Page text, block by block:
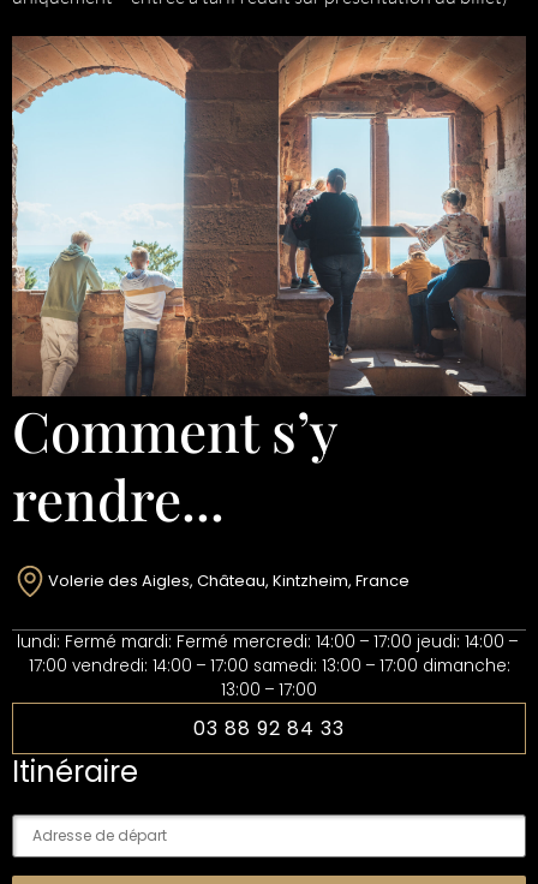
Comment s’y
rendre...
Volerie des Aigles, Château, Kintzheim, France
lundi: Fermé mardi: Fermé mercredi: 14:00 – 17:00 jeudi: 14:00 –
17:00 vendredi: 14:00 – 17:00 samedi: 13:00 – 17:00 dimanche:
13:00 – 17:00
03 88 92 84 33
Itinéraire